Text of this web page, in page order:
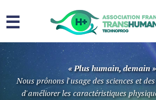
☰
Homme augmenté
Immortalité ?
Question sociale
« Plus humain, demain »
Nous prônons l'usage des sciences et
d'améliorer les caractéristiques